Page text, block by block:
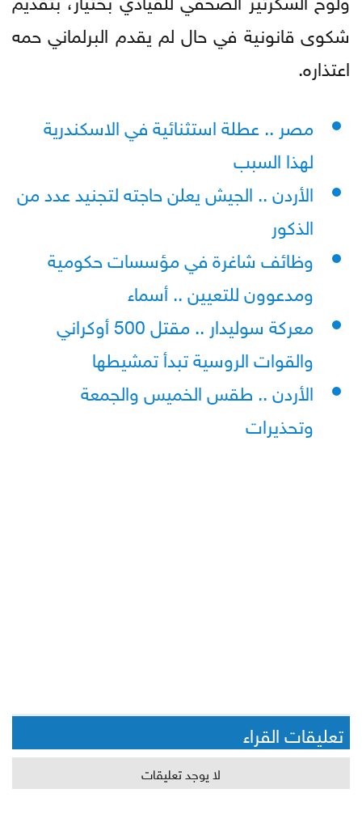
شكوى قانونية في حال لم يقدم البرلماني حمه
اعتذاره.
مصر .. عطلة استثنائية في الاسكندرية
لهذا السبب
الأردن .. الجيش يعلن حاجته لتجنيد عدد من
الذكور
وظائف شاغرة في مؤسسات حكومية
ومدعوون للتعيين .. أسماء
معركة سوليدار .. مقتل 500 أوكراني
والقوات الروسية تبدأ تمشيطها
الأردن .. طقس الخميس والجمعة
وتحذيرات
تعليقات القراء
لا يوجد تعليقات